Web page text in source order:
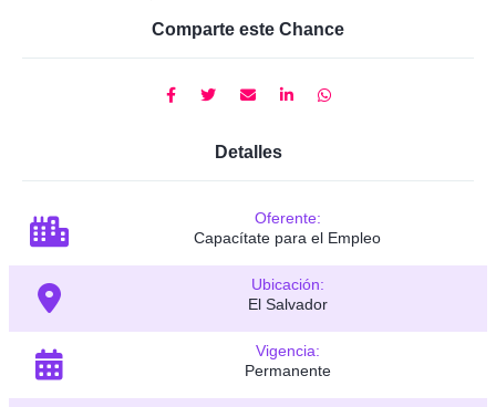
Comparte este Chance
Detalles
Oferente:
Capacítate para el Empleo
Ubicación:
El Salvador
Vigencia:
Permanente